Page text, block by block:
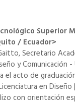
Superior
/ Ecuador>
Secretario
y Comunicación -
el acto de
en Diseño
con orientación